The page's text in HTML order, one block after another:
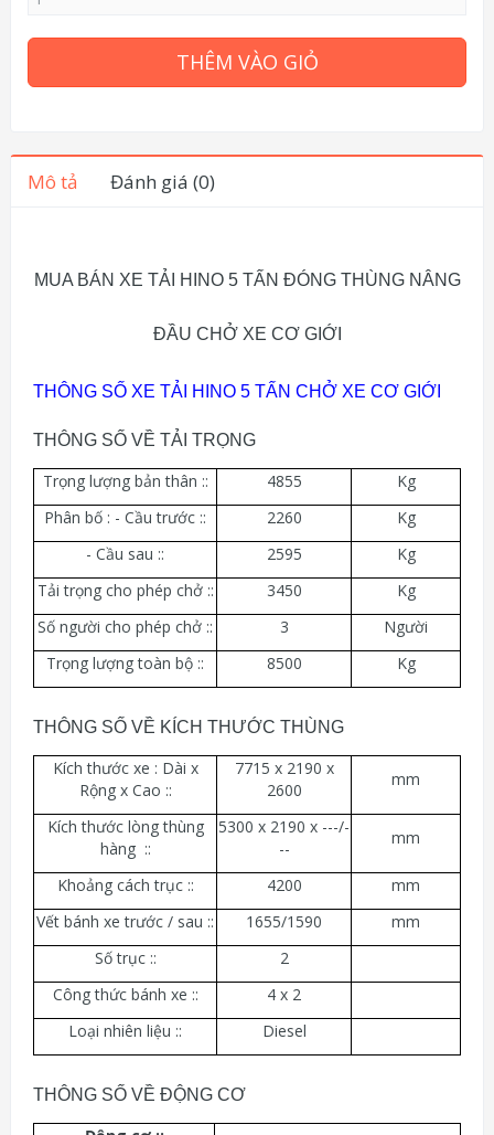
THÊM VÀO GIỎ
Mô tả Đánh giá (0)
MUA BÁN XE TẢI HINO 5 TẤN ĐÓNG THÙNG NÂNG
ĐẦU CHỞ XE CƠ GIỚI
THÔNG SỐ XE TẢI HINO 5 TẤN CHỞ XE CƠ GIỚI
THÔNG SỐ VỀ TẢI TRỌNG
Trọng lượng bản thân :: 4855
Kg
Phân bố : - Cầu trước ::
2260
Kg
- Cầu sau ::
2595
Kg
Tải trọng cho phép chở ::
3450
Kg
Số người cho phép chở ::
3
Người
Trọng lượng toàn bộ ::
8500 Kg
THÔNG SỐ VỀ KÍCH THƯỚC THÙNG
Kích thước xe : Dài x
Rộng x Cao ::
7715 x 2190 x
2600
mm
Kích thước lòng thùng
hàng ::
5300 x 2190 x ---/-
--
mm
Khoảng cách trục :: 4200
mm
Vết bánh xe trước / sau ::
1655/1590
mm
Số trục ::
2
Công thức bánh xe ::
4 x 2
Loại nhiên liệu ::
Diesel
THÔNG SỐ VỀ ĐỘNG CƠ